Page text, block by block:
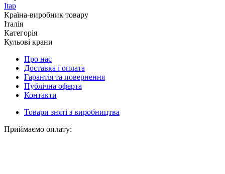
Itap
Країна-виробник товару
Італія
Категорія
Кульові крани
Про нас
Доставка і оплата
Гарантія та повернення
Публічна оферта
Контакти
Товари зняті з виробництва
Приймаємо оплату: